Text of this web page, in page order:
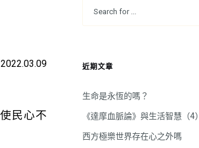
民心不
近期文章
生命是永恆的嗎？
《達摩血脈論》與生活智慧（4）
西方極樂世界存在心之外嗎